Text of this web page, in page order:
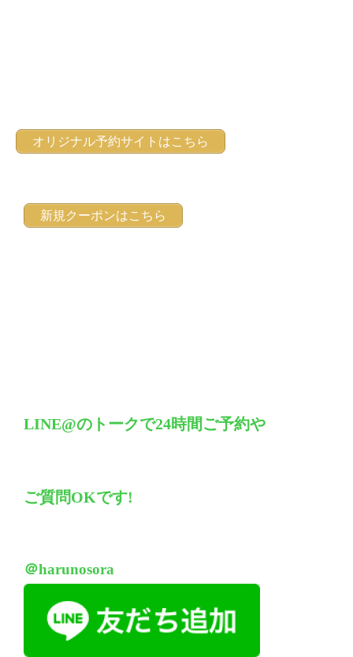
オリジナル予約サイトはこちら
新規クーポンはこちら
LINE@の トークで24時間ご予約や
ご質問OKです!
＠harunosora